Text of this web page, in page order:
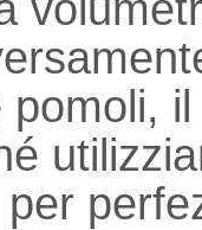
pomoli,